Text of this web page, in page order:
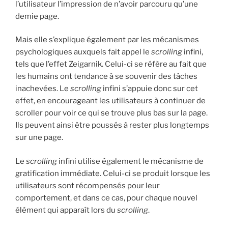
l’utilisateur l’impression de n’avoir parcouru qu’une
demie page.
Mais elle s’explique également par les mécanismes
psychologiques auxquels fait appel le scrolling infini,
tels que l’effet Zeigarnik. Celui-ci se réfère au fait que
les humains ont tendance à se souvenir des tâches
inachevées. Le scrolling infini s’appuie donc sur cet
effet, en encourageant les utilisateurs à continuer de
scroller pour voir ce qui se trouve plus bas sur la page.
Ils peuvent ainsi être poussés à rester plus longtemps
sur une page.
Le scrolling infini utilise également le mécanisme de
gratification immédiate. Celui-ci se produit lorsque les
utilisateurs sont récompensés pour leur
comportement, et dans ce cas, pour chaque nouvel
élément qui apparaît lors du scrolling.